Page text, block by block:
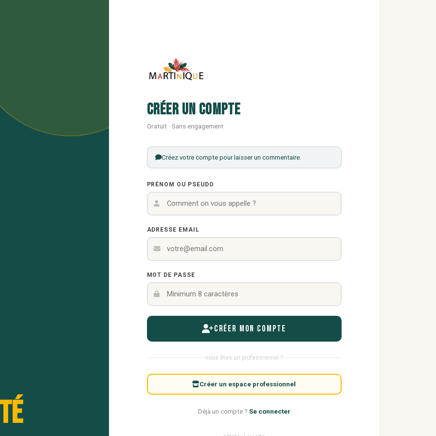
Créer un compte
Gratuit · Sans engagement
Créez votre compte pour laisser un commentaire.
PRÉNOM OU PSEUDO
ADRESSE EMAIL
MOT DE PASSE
Créer mon compte
vous êtes un professionnel ?
Créer un espace professionnel
Déjà un compte ? Se connecter